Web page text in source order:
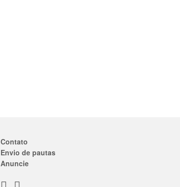
Contato
Envio de pautas
Anuncie